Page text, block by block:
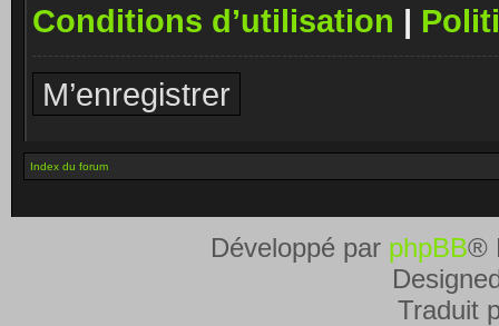
Conditions d’utilisation |
M’enregistrer
Index du forum
Développé par phpBB®
Traduit